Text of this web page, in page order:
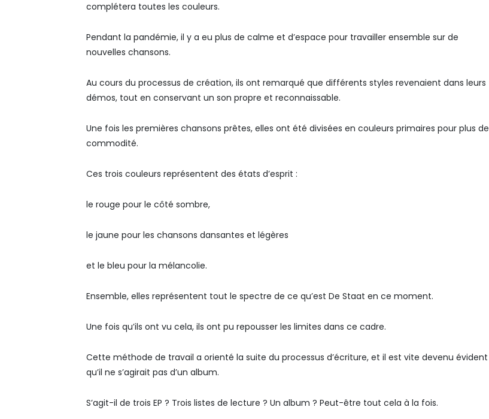
complétera toutes les couleurs.
Pendant la pandémie, il y a eu plus de calme et d’espace pour travailler ensemble sur de
nouvelles chansons.
Au cours du processus de création, ils ont remarqué que différents styles revenaient dans leurs
démos, tout en conservant un son propre et reconnaissable.
Une fois les premières chansons prêtes, elles ont été divisées en couleurs primaires pour plus de
commodité.
Ces trois couleurs représentent des états d’esprit :
le rouge pour le côté sombre,
le jaune pour les chansons dansantes et légères
et le bleu pour la mélancolie.
Ensemble, elles représentent tout le spectre de ce qu’est De Staat en ce moment.
Une fois qu’ils ont vu cela, ils ont pu repousser les limites dans ce cadre.
Cette méthode de travail a orienté la suite du processus d’écriture, et il est vite devenu évident
qu’il ne s’agirait pas d’un album.
S’agit-il de trois EP ? Trois listes de lecture ? Un album ? Peut-être tout cela à la fois.